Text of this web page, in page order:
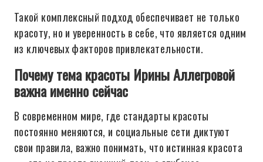
Такой комплексный подход обеспечивает не только
красоту, но и уверенность в себе, что является одним
из ключевых факторов привлекательности.
Почему тема красоты Ирины Аллегровой
важна именно сейчас
В современном мире, где стандарты красоты
постоянно меняются, и социальные сети диктуют
свои правила, важно понимать, что истинная красота